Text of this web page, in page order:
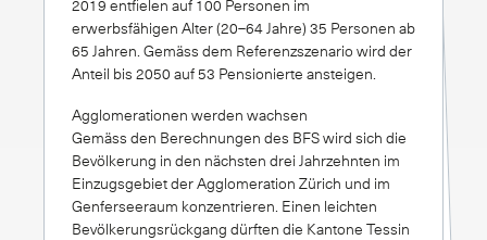
erwerbsfähigen Alter (20–64 Jahre) 35 Personen ab
65 Jahren. Gemäss dem Referenzszenario wird der
Anteil bis 2050 auf 53 Pensionierte ansteigen.
Agglomerationen werden wachsen
Gemäss den Berechnungen des BFS wird sich die
Bevölkerung in den nächsten drei Jahrzehnten im
Einzugsgebiet der Agglomeration Zürich und im
Genferseeraum konzentrieren. Einen leichten
Bevölkerungsrückgang dürften die Kantone Tessin